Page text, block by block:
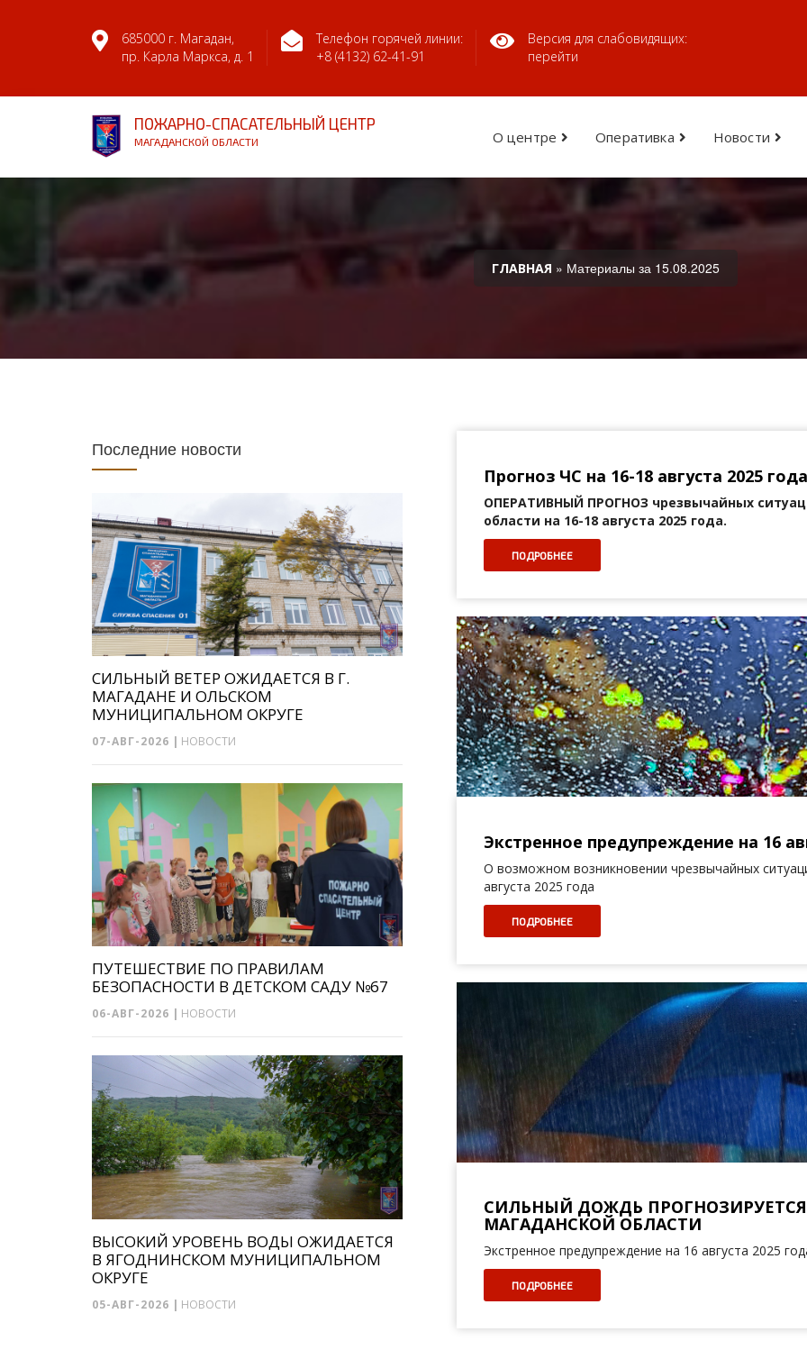
685000 г. Магадан,
пр. Карла Маркса, д. 1
Телефон горячей линии:
+8 (4132) 62-41-91
Версия для слабовидящих:
перейти
ПОЖАРНО-СПАСАТЕЛЬНЫЙ ЦЕНТР
МАГАДАНСКОЙ ОБЛАСТИ О центре Оперативка Новости
ГЛАВНАЯ » Материалы за 15.08.2025
Прогноз ЧС на 16-18 августа 2025
ОПЕРАТИВНЫЙ ПРОГНОЗ чрезвычайных
области на 16-18 августа 2025 года.
ПОДРОБНЕЕ
Экстренное предупреждение на 16
О возможном возникновении чрезвычайных
августа 2025 года
ПОДРОБНЕЕ
СИЛЬНЫЙ ДОЖДЬ
МАГАДАНСКОЙ ОБЛАСТИ
Экстренное предупреждение на 16 августа 2025
ПОДРОБНЕЕ
Последние новости
СИЛЬНЫЙ ВЕТЕР ОЖИДАЕТСЯ В Г.
МАГАДАНЕ И ОЛЬСКОМ
МУНИЦИПАЛЬНОМ ОКРУГЕ
07-АВГ-2026 | НОВОСТИ
ПУТЕШЕСТВИЕ ПО ПРАВИЛАМ
БЕЗОПАСНОСТИ В ДЕТСКОМ САДУ №67
06-АВГ-2026 НОВОСТИ
ВЫСОКИЙ УРОВЕНЬ ВОДЫ ОЖИДАЕТСЯ
В ЯГОДНИНСКОМ МУНИЦИПАЛЬНОМ
ОКРУГЕ
05-АВГ-2026 | НОВОСТИ